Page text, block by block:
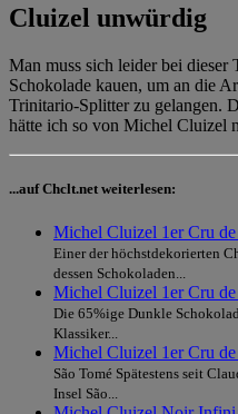
Cluizel unwürdig
Man muss sich leider bei
Schokolade kauen, um an die
Trinitario-Splitter zu gelangen.
hätte ich so von Michel Cluizel
...auf Chclt.net weiterlesen:
Michel Cluizel 1er Cru
Einer der höchstdekorierten
dessen Schokoladen...
Michel Cluizel 1er Cru
Die 65%ige Dunkle
Klassiker...
Michel Cluizel 1er Cru
São Tomé Spätestens seit
Insel São...